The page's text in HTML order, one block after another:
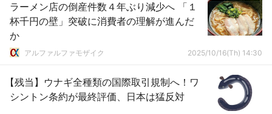
ラーメン店の倒産件数４年ぶり減少へ 「１
杯千円の壁」突破に消費者の理解が進んだ
か
アルファルファモザイク 2025/10/16(Th) 14:30
【残当】ウナギ全種類の国際取引規制へ！ワ
シントン条約が最終評価、日本は猛反対